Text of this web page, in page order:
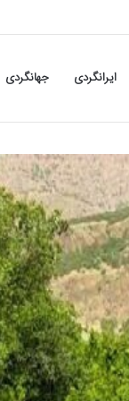
ایرانگردی جهانگردی